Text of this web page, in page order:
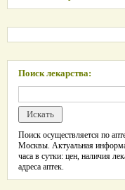
Поиск лекарства:
Поиск осуществляется по
Москвы. Актуальная
часа в сутки: цен, наличия
адреса аптек.